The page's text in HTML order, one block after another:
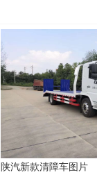
陕汽新款清障车图片